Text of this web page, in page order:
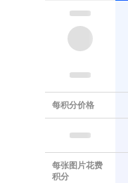
每积分价格
每张图片花费
积分